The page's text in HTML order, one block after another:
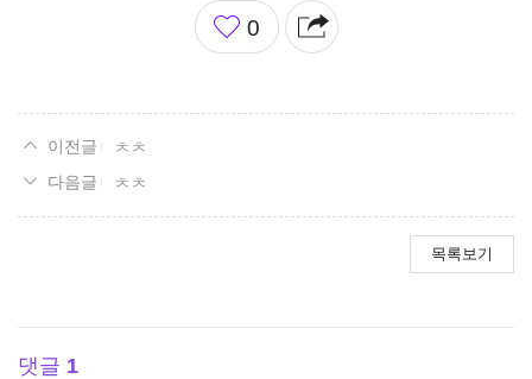
좋
아
0
ㅊㅊ
ㅊㅊ
목록보기
댓글 1